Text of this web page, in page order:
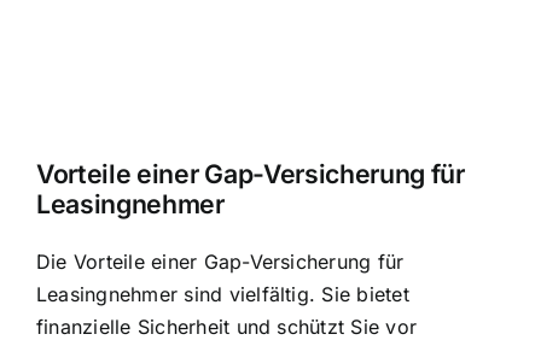
Vorteile einer Gap-Versicherung für
Leasingnehmer
Die Vorteile einer Gap-Versicherung für
Leasingnehmer sind vielfältig. Sie bietet
finanzielle Sicherheit und schützt Sie vor